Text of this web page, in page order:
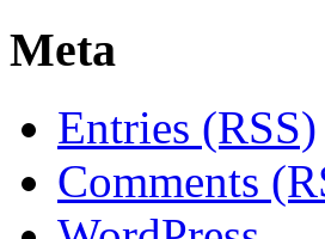
Meta
Entries (RSS)
Comments